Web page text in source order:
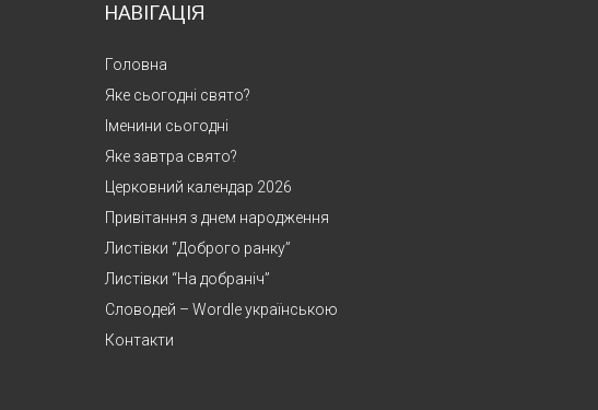
НАВІГАЦІЯ
Головна
Яке сьогодні свято?
Іменини сьогодні
Яке завтра свято?
Церковний календар 2026
Привітання з днем народження
Листівки “Доброго ранку”
Листівки “На добраніч”
Словодей – Wordle українською
Контакти